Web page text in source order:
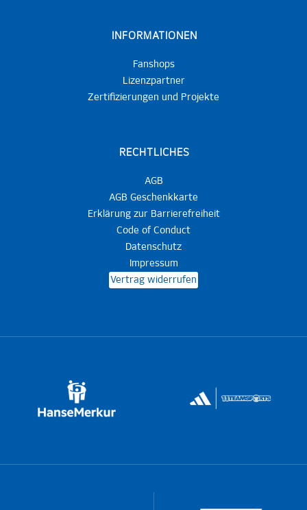
INFORMATIONEN
Fanshops
Lizenzpartner
Zertifizierungen und Projekte
RECHTLICHES
AGB
AGB Geschenkkarte
Erklärung zur Barrierefreiheit
Code of Conduct
Datenschutz
Impressum
Vertrag widerrufen